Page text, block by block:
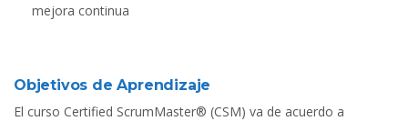
mejora continua
Objetivos de Aprendizaje
El curso Certified ScrumMaster® (CSM) va de acuerdo a